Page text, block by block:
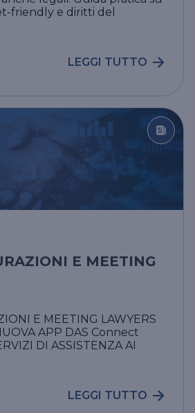
friendly e diritti del
LEGGI TUTTO
E MEETING
E MEETING LAWYERS
APP DAS Connect
DI ASSISTENZA AI
LEGGI TUTTO